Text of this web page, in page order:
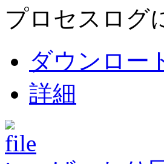
プロセスログ
ダウンロー
詳細